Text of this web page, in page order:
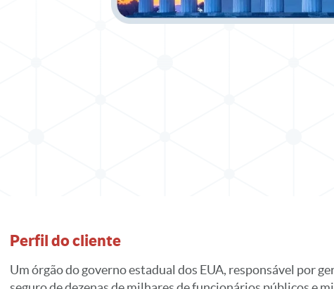
Perfil do cliente
Um órgão do governo estadual dos EUA, responsável por